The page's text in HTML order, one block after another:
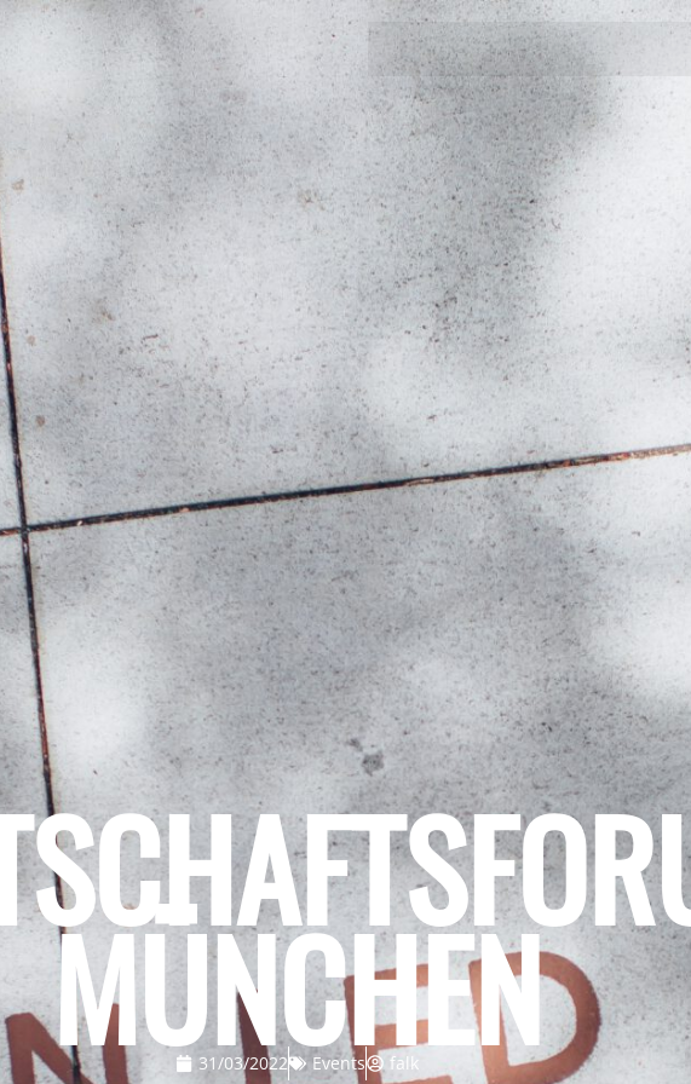
MÜNCHEN
31/03/2022 Events falk